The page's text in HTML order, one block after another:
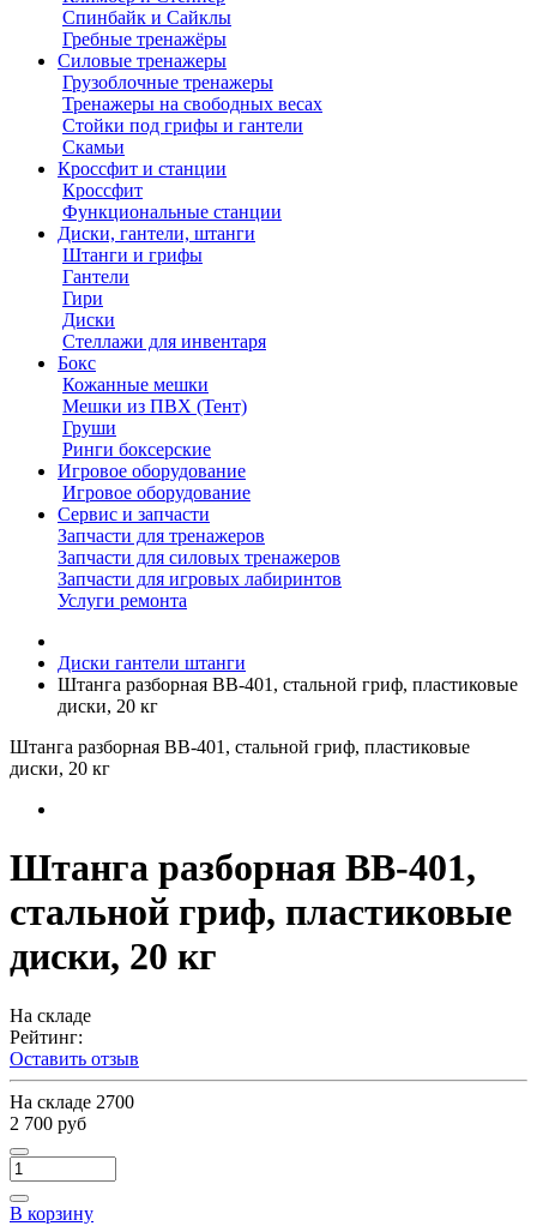
Спинбайк и Сайклы
Гребные тренажёры
Силовые тренажеры
Грузоблочные тренажеры
Тренажеры на свободных весах
Стойки под грифы и гантели
Скамьи
Кроссфит и станции
Кроссфит
Функциональные станции
Диски, гантели, штанги
Штанги и грифы
Гантели
Гири
Диски
Стеллажи для инвентаря
Бокс
Кожанные мешки
Мешки из ПВХ (Тент)
Груши
Ринги боксерские
Игровое оборудование
Игровое оборудование
Сервис и запчасти
Запчасти для тренажеров
Запчасти для силовых тренажеров
Запчасти для игровых лабиринтов
Услуги ремонта
Диски гантели штанги
Штанга разборная BB-401, стальной гриф, пластиковые
диски, 20 кг
Штанга разборная BB-401, стальной гриф, пластиковые
диски, 20 кг
Штанга разборная BB-401,
стальной гриф, пластиковые
диски, 20 кг
На складе
Рейтинг:
Оставить отзыв
На складе 2700
2 700 руб
В корзину